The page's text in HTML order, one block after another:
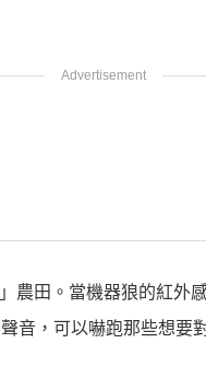
農田。當機器狼的紅外
音，可以嚇跑那些想要